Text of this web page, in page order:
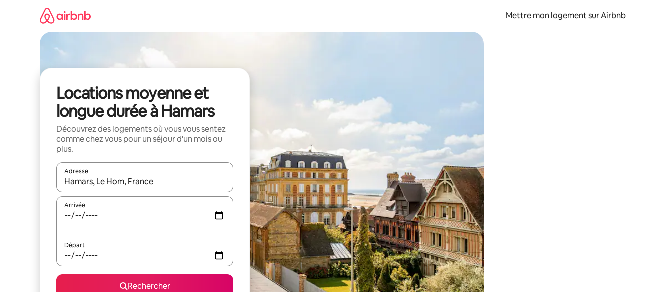
Mettre mon logement sur Airbnb
Locations moyenne et
longue durée à Hamars
Découvrez des logements où vous vous sentez
comme chez vous pour un séjour d'un mois ou
plus.
Adresse
Lorsque les résultats s'affichent, utilisez les flèches vers le haut et vers le bas pour les parcourir ou en appuyant et en faisant glisser.
Arrivée
Départ
Rechercher